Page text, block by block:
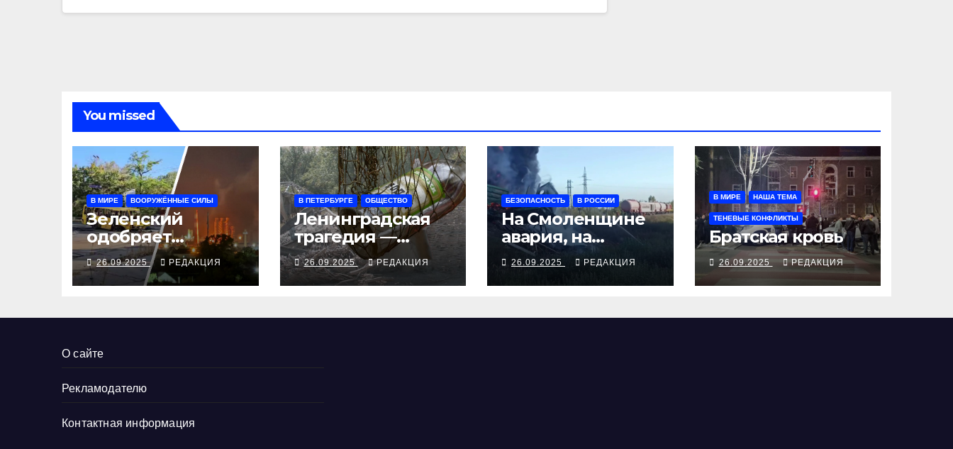
You missed
В МИРЕ ВООРУЖЁННЫЕ СИЛЫ
Зеленский
одобряет
выступления
Трампа, ВСУ
закрыли
26.09.2025 РЕДАКЦИЯ
В ПЕТЕРБУРГЕ ОБЩЕСТВО
Ленинградская
трагедия —
серия смертей от
алкосуррогата
26.09.2025 РЕДАКЦИЯ
БЕЗОПАСНОСТЬ В РОССИИ
На Смоленщине
авария, на
Псковщине
взрыв
26.09.2025 РЕДАКЦИЯ
В МИРЕ НАША ТЕМА
ТЕНЕВЫЕ КОНФЛИКТЫ
Братская кровь
26.09.2025 РЕДАКЦИЯ
О сайте
Рекламодателю
Контактная информация